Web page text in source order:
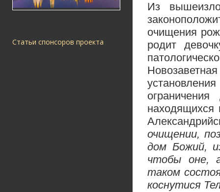
Статьи спонсоров проекта
Из
очищения
родит
находящихся
очищении,
дом Божий,
чтобы оне,
таком
коснутися